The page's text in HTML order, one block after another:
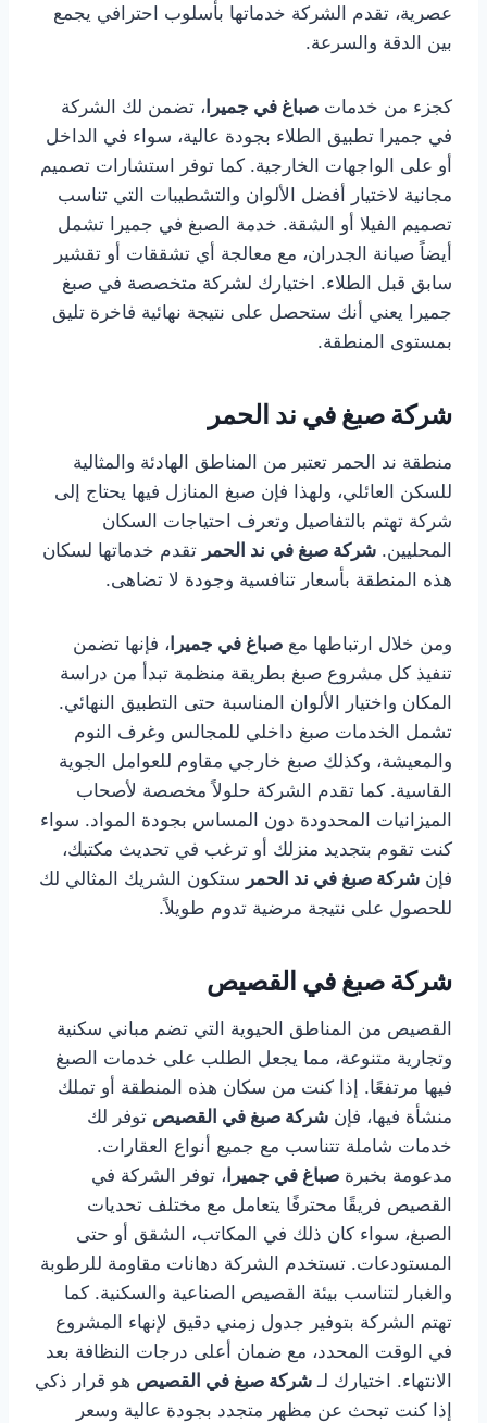
عصرية، تقدم الشركة خدماتها بأسلوب احترافي يجمع
بين الدقة والسرعة.
كجزء من خدمات صباغ في جميرا ، تضمن لك الشركة
في جميرا تطبيق الطلاء بجودة عالية، سواء في الداخل
أو على الواجهات الخارجية. كما توفر استشارات تصميم
مجانية لاختيار أفضل الألوان والتشطيبات التي تناسب
تصميم الفيلا أو الشقة. خدمة الصبغ في جميرا تشمل
أيضاً صيانة الجدران، مع معالجة أي تشققات أو تقشير
سابق قبل الطلاء. اختيارك لشركة متخصصة في صبغ
جميرا يعني أنك ستحصل على نتيجة نهائية فاخرة تليق
بمستوى المنطقة.
شركة صبغ في ند الحمر
منطقة ند الحمر تعتبر من المناطق الهادئة والمثالية
للسكن العائلي، ولهذا فإن صبغ المنازل فيها يحتاج إلى
شركة تهتم بالتفاصيل وتعرف احتياجات السكان
المحليين. شركة صبغ في ند الحمر تقدم خدماتها لسكان
هذه المنطقة بأسعار تنافسية وجودة لا تضاهى.
ومن خلال ارتباطها مع صباغ في جميرا ، فإنها تضمن
تنفيذ كل مشروع صبغ بطريقة منظمة تبدأ من دراسة
المكان واختيار الألوان المناسبة حتى التطبيق النهائي.
تشمل الخدمات صبغ داخلي للمجالس وغرف النوم
والمعيشة، وكذلك صبغ خارجي مقاوم للعوامل الجوية
القاسية. كما تقدم الشركة حلولاً مخصصة لأصحاب
الميزانيات المحدودة دون المساس بجودة المواد. سواء
كنت تقوم بتجديد منزلك أو ترغب في تحديث مكتبك،
فإن شركة صبغ في ند الحمر ستكون الشريك المثالي لك
للحصول على نتيجة مرضية تدوم طويلاً.
شركة صبغ في القصيص
القصيص من المناطق الحيوية التي تضم مباني سكنية
وتجارية متنوعة، مما يجعل الطلب على خدمات الصبغ
فيها مرتفعًا. إذا كنت من سكان هذه المنطقة أو تملك
منشأة فيها، فإن شركة صبغ في القصيص توفر لك
خدمات شاملة تتناسب مع جميع أنواع العقارات.
مدعومة بخبرة صباغ في جميرا ، توفر الشركة في
القصيص فريقًا محترفًا يتعامل مع مختلف تحديات
الصبغ، سواء كان ذلك في المكاتب، الشقق أو حتى
المستودعات. تستخدم الشركة دهانات مقاومة للرطوبة
والغبار لتناسب بيئة القصيص الصناعية والسكنية. كما
تهتم الشركة بتوفير جدول زمني دقيق لإنهاء المشروع
في الوقت المحدد، مع ضمان أعلى درجات النظافة بعد
الانتهاء. اختيارك لـ شركة صبغ في القصيص هو قرار ذكي
إذا كنت تبحث عن مظهر متجدد بجودة عالية وسعر